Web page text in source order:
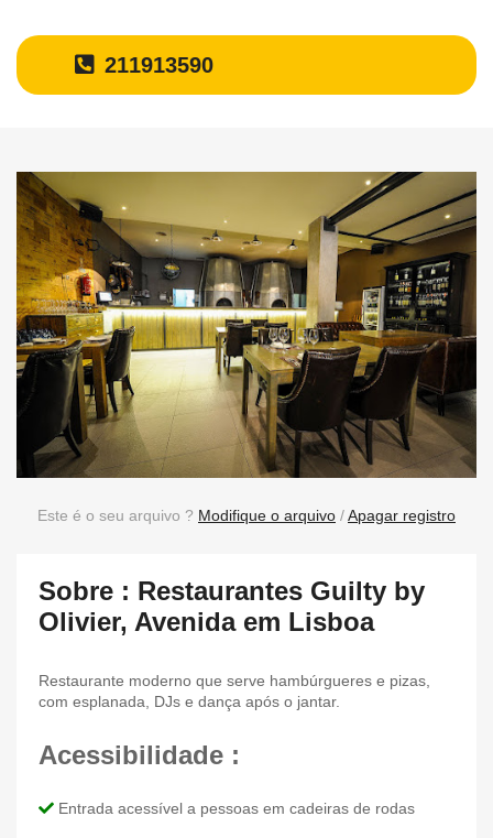
211913590
Este é o seu arquivo ? Modifique o arquivo /Apagar registro
Sobre : Restaurantes Guilty by
Olivier, Avenida em Lisboa
Restaurante moderno que serve hambúrgueres e pizas,
com esplanada, DJs e dança após o jantar.
Acessibilidade :
Entrada acessível a pessoas em cadeiras de rodas